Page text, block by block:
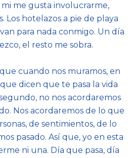
me gusta involucrarme,
Los hotelazos a pie de playa
para nada conmigo. Un día
el resto me sobra.
cuando nos muramos, en
dicen que te pasa la vida
no nos acordaremos
Nos acordaremos de lo que
de sentimientos, de lo
pasado. Así que, yo en esta
ni una. Día que pasa, día